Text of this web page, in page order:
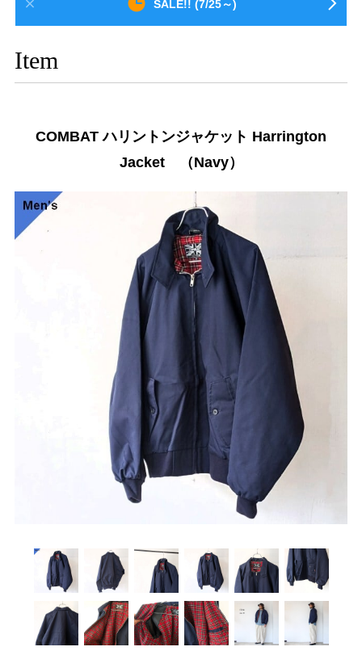
SALE!! (7/25～)
Item
COMBAT ハリントンジャケット Harrington
Jacket （Navy）